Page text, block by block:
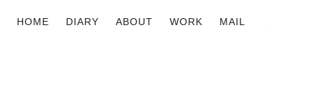
HOME DIARY ABOUT WORK MAIL